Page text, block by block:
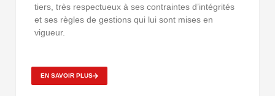
tiers, très respectueux à ses contraintes d’intégrités
et ses règles de gestions qui lui sont mises en
vigueur.
EN SAVOIR PLUS